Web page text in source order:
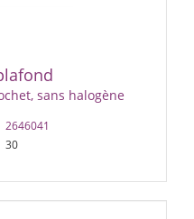
sans halogène
2646041
30